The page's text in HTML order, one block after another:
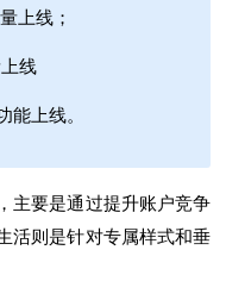
上线；
线
能上线。
主要是通过提升账户竞争
活则是针对专属样式和垂